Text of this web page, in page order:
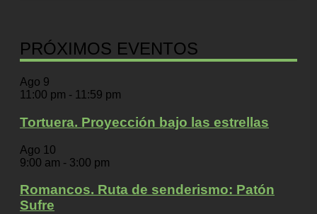
PRÓXIMOS EVENTOS
Ago 9
11:00 pm - 11:59 pm
Tortuera. Proyección bajo las estrellas
Ago 10
9:00 am - 3:00 pm
Romancos. Ruta de senderismo: Patón
Sufre